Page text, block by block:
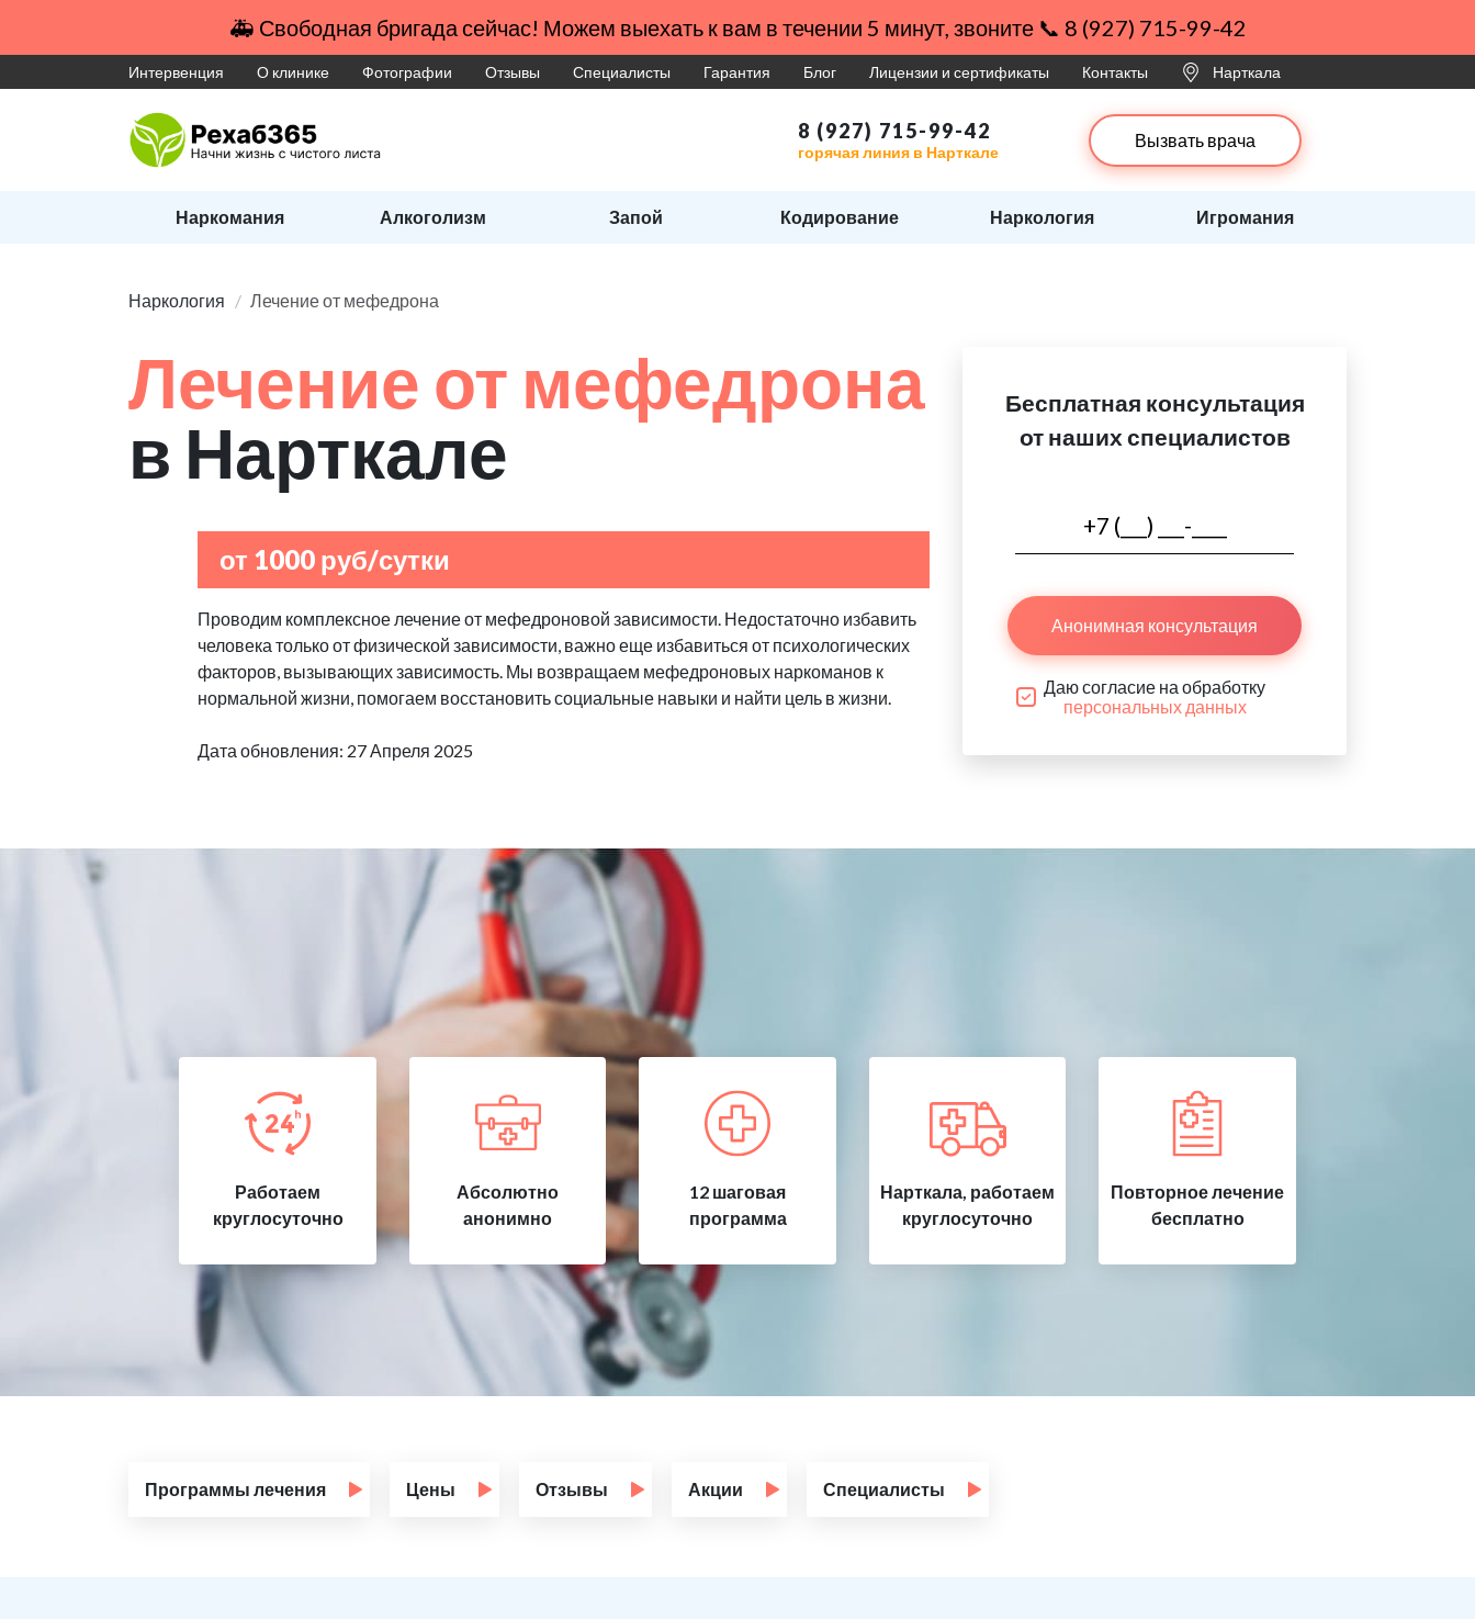
🚑 Свободная бригада сейчас! Можем выехать к вам в течении 5 минут, звоните 📞 8 (927) 715-99-42
Интервенция О клинике Фотографии Отзывы Специалисты Гарантия Блог Лицензии и сертификаты Контакты Нарткала
8 (927) 715-99-42
горячая линия в Нарткале
Вызвать врача
Наркомания Алкоголизм Запой Кодирование Наркология Игромания
Наркология Лечение от мефедрона
Лечение от мефедрона
в Нарткале
от 1000 руб/сутки
Проводим комплексное лечение от мефедроновой зависимости. Недостаточно избавить
человека только от физической зависимости, важно еще избавиться от психологических
факторов, вызывающих зависимость. Мы возвращаем мефедроновых наркоманов к
нормальной жизни, помогаем восстановить социальные навыки и найти цель в жизни.
Дата обновления: 27 Апреля 2025
Бесплатная консультация
от наших специалистов
Анонимная консультация
Даю согласие на обработку
персональных данных
Работаем
круглосуточно
Абсолютно
анонимно
12 шаговая
программа
Нарткала, работаем
круглосуточно
Повторное лечение
бесплатно
Программы лечения Цены Отзывы Акции Специалисты